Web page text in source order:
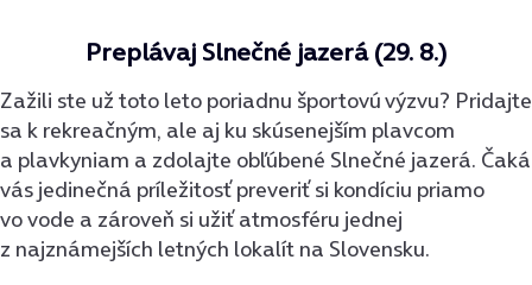
Preplávaj Slnečné jazerá (29. 8.)
Zažili ste už toto leto poriadnu športovú výzvu? Pridajte
sa k rekreačným, ale aj ku skúsenejším plavcom
a plavkyniam a zdolajte obľúbené Slnečné jazerá. Čaká
vás jedinečná príležitosť preveriť si kondíciu priamo
vo vode a zároveň si užiť atmosféru jednej
z najznámejších letných lokalít na Slovensku.